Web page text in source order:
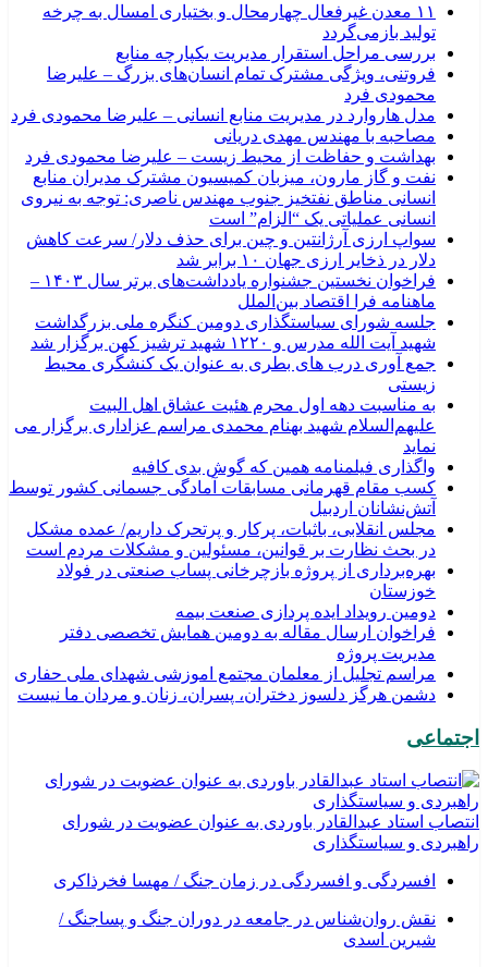
۱۱ معدن غیرفعال چهارمحال و بختیاری امسال به چرخه
تولید بازمی‌گردد
بررسی مراحل استقرار مدیریت یکپارچه منابع
فروتنی، ویژگی مشترک تمام انسان‌های بزرگ – علیرضا
محمودی فرد
مدل هاروارد در مدیریت منابع انسانی – علیرضا محمودی فرد
مصاحبه با مهندس مهدی دریانی
بهداشت و حفاظت از محیط زیست – علیرضا محمودی فرد
نفت و گاز مارون، میزبان کمیسیون مشترک مدیران منابع
انسانی مناطق نفتخیز جنوب مهندس ناصری: توجه به نیروی
انسانی عملیاتی یک “الزام” است
سواپ ارزی آرژانتین و چین برای حذف دلار/ سرعت کاهش
دلار در ذخایر ارزی جهان ۱۰ برابر شد
فراخوان نخستین جشنواره یادداشت‌های برتر سال ۱۴۰۳ –
ماهنامه فرا اقتصاد بین‌الملل
جلسه شورای سیاستگذاری دومین کنگره ملی بزرگداشت
شهید آیت الله مدرس و ۱۲۲۰ شهید ترشیز کهن برگزار شد
جمع آوری درب های بطری به عنوان یک کنشگری محیط
زیستی
به مناسبت دهه اول محرم هئیت عشاق اهل البیت
علیهم‌السلام شهید بهنام محمدی مراسم عزاداری برگزار می
نماید
واگذاری فیلمنامه همین که گوش بدی کافیه
کسب مقام قهرمانی مسابقات آمادگی جسمانی کشور توسط
آتش‌نشانان اردبیل
مجلس انقلابی، باثبات، پرکار و پرتحرک داریم/ عمده مشکل
در بحث نظارت بر قوانین، مسئولین و مشکلات مردم است
بهره‌برداری از پروژه بازچرخانی پساب صنعتی در فولاد
خوزستان
دومین رویداد ایده پردازی صنعت بیمه
فراخوان ارسال مقاله به دومین همایش تخصصی دفتر
مدیریت پروژه
مراسم تجلیل از معلمان مجتمع اموزشی شهدای ملی حفاری
دشمن هرگز دلسوز دختران، پسران، زنان و مردان ما نیست
اجتماعی
انتصاب استاد عبدالقادر باوردی به عنوان عضویت در شورای
راهبردی و سیاستگذاری
افسردگی و افسردگی در زمان جنگ / مهسا فخرذاکری
نقش روان‌شناس در جامعه در دوران جنگ و پساجنگ /
شیرین اسدی